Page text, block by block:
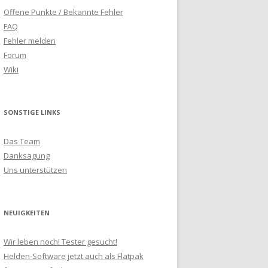
Offene Punkte / Bekannte Fehler
FAQ
Fehler melden
Forum
Wiki
SONSTIGE LINKS
Das Team
Danksagung
Uns unterstützen
NEUIGKEITEN
Wir leben noch! Tester gesucht!
Helden-Software jetzt auch als Flatpak